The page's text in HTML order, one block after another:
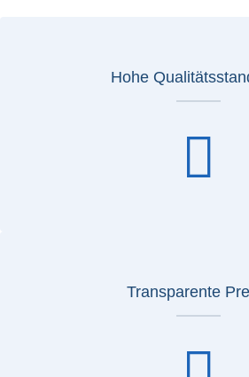
Hohe
Transparente